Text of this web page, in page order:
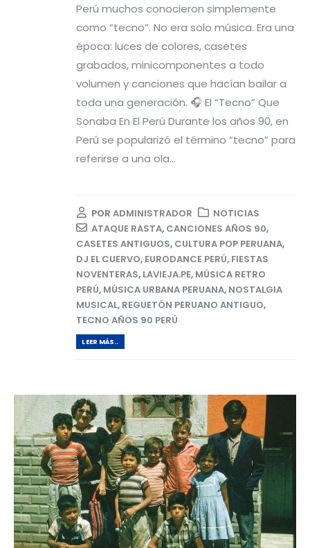
Perú muchos conocieron simplemente
como “tecno”. No era solo música. Era una
época: luces de colores, casetes
grabados, minicomponentes a todo
volumen y canciones que hacían bailar a
toda una generación. 🎧 El “Tecno” Que
Sonaba En El Perú Durante los años 90, en
Perú se popularizó el término “tecno” para
referirse a una ola...
POR ADMINISTRADOR
NOTICIAS
ATAQUE RASTA, CANCIONES AÑOS 90,
CASETES ANTIGUOS, CULTURA POP PERUANA,
DJ EL CUERVO, EURODANCE PERÚ, FIESTAS
NOVENTERAS, LAVIEJA.PE, MÚSICA RETRO
PERÚ, MÚSICA URBANA PERUANA, NOSTALGIA
MUSICAL, REGUETÓN PERUANO ANTIGUO,
TECNO AÑOS 90 PERÚ
LEER MÁS..